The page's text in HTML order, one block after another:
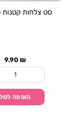
סט צלחות קטנות
9.90₪
כמות
הוספה לסל